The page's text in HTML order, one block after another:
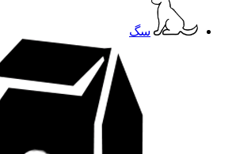
سگ